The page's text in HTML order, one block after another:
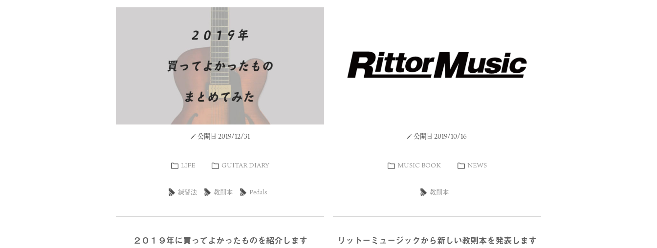
公開日 2019/12/31
LIFE GUITAR DIARY
練習法 教則本 Pedals
２０１９年に買ってよかったものを紹介します
公開日 2019/10/16
MUSIC BOOK NEWS
教則本
リットーミュージックから新しい教則本を発表します